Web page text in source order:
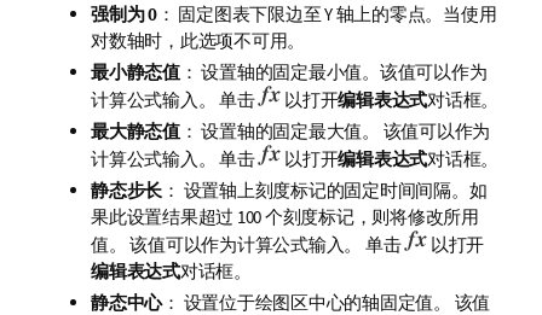
强制为 0： 固定图表下限边至 Y 轴上的零点。当使用
对数轴时，此选项不可用。
最小静态值： 设置轴的固定最小值。该值可以作为
计算公式输入。 单击
以打开编辑表达式对话框。
最大静态值： 设置轴的固定最大值。 该值可以作为
计算公式输入。 单击
以打开编辑表达式对话框。
静态步长 ： 设置轴上刻度标记的固定时间间隔。如
果此设置结果超过 100 个刻度标记，则将修改所用
值。 该值可以作为计算公式输入。 单击
以打开
编辑表达式对话框。
静态中心： 设置位于绘图区中心的轴固定值。 该值